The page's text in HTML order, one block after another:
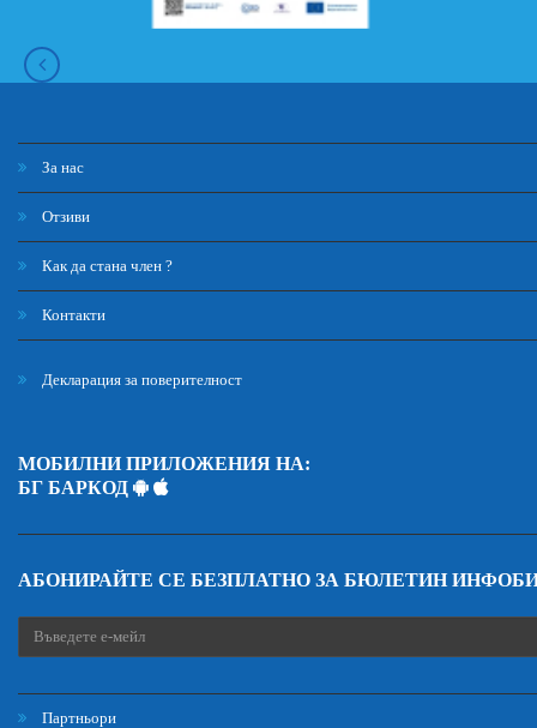
За нас
Отзиви
Как да стана член ?
Контакти
Декларация за поверителност
МОБИЛНИ ПРИЛОЖЕНИЯ НА:
БГ БАРКОД
АБОНИРАЙТЕ СЕ БЕЗПЛАТНО ЗА БЮЛЕТИН
Партньори